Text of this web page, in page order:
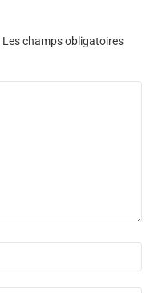
Les champs obligatoires